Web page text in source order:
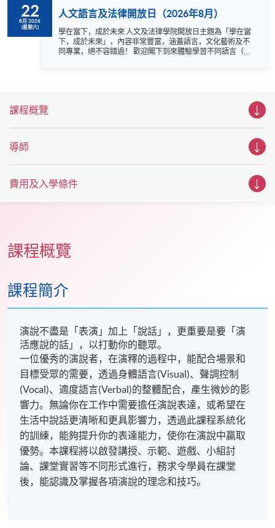
22
8月 2026
(星期六)
人文語言及法律開放日（2026年8月）
學在當下，成於未來 人文及法律學院開放日主題為「學在當
下，成於未來」，內容非常豐富，涵蓋語言，文化藝術及不
同專業，絕不容錯過！ 歡迎閣下到來體驗學習不同語言（包
坊、體驗課堂和豐富資訊講座。萬勿錯過是次活動，記得把
圖！
課程概覽
導師
費用及入學條件
課程概覽
課程簡介
演說不盡是「表演」加上「說話」，更重要是要「演
活應說的話」，以打動你的聽眾。
一位優秀的演說者，在演釋的過程中，能配合場景和
目標受眾的需要，透過身體語言(Visual)、聲調控制
(Vocal)、適度語言(Verbal)的整體配合，產生微妙的影
響力。無論你在工作中需要擔任演說表達，或希望在
生活中說話更清晰和更具影響力，透過此課程系統化
的訓練，能夠提升你的表達能力，使你在演說中贏取
優勢。本課程將以啟發講授、示範、遊戲、小組討
論、課堂實習等不同形式進行，務求令學員在課堂
後，能認識及掌握各項演說的理念和技巧。